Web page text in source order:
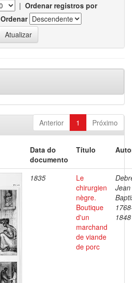
| Ordenar registros por
Ordenar
Anterior 1 Próximo
Data do
documento
Título
1835
Le
chirurgien
nègre.
Boutique
d'un
marchand
de viande
de porc
Jean
1848